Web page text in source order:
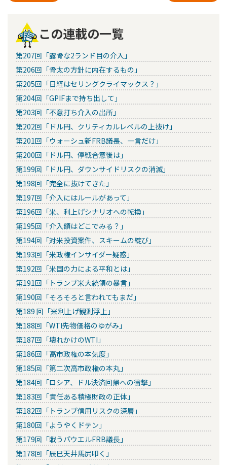
この連載の一覧
第207回「露骨な2ランド目の介入」
第206回「骨太の方針に内在するもの」
第205回「日経はセリングクライマックス？」
第204回「GPIFまで持ち出して」
第203回「不意打ち介入の出所」
第202回「ドル円、クリティカルレベルの上抜け」
第201回「ウォーシュ新FRB議長、一言だけ」
第200回「ドル円、停戦合意後は」
第199回「ドル円、ダウンサイドリスクの消滅」
第198回「完全に抜けてきた」
第197回「介入にはルールがあって」
第196回「米、利上げシナリオへの転換」
第195回「介入額はどこでみる？」
第194回「対米投資案件、スキームの綻び」
第193回「米政権インサイダー疑惑」
第192回「米国の力による平和とは」
第191回「トランプ米大統領の暴言」
第190回「そろそろと言われてもまだ」
第189 回「米利上げ観測浮上」
第188回「WTI先物価格のゆがみ」
第187回「壊れかけのWTI」
第186回「高市政権の本気度」
第185回「第二次高市政権の本丸」
第184回「ロシア、ドル決済回帰への衝撃」
第183回「責任ある積極財政の正体」
第182回「トランプ信用リスクの深層」
第180回「ようやくドテン」
第179回「戦うパウエルFRB議長」
第178回「辰巳天井馬尻叩く」